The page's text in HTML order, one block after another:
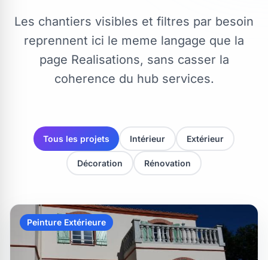
Les chantiers visibles et filtres par besoin
reprennent ici le meme langage que la
page Realisations, sans casser la
coherence du hub services.
Tous les projets Intérieur Extérieur
Décoration Rénovation
Peinture Extérieure